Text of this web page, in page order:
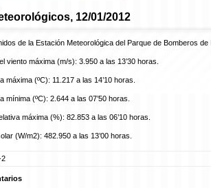
12/01/2012
de la Estación Meteorológica del Parque de Bomberos de
viento máxima (m/s): 3.950 a las 13’30 horas.
máxima (ºC): 11.217 a las 14’10 horas.
mínima (ºC): 2.644 a las 07’50 horas.
máxima (%): 82.853 a las 06’10 horas.
(W/m2): 482.950 a las 13’00 horas.